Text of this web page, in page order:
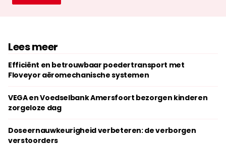
Lees meer
Efficiënt en betrouwbaar poedertransport met
Floveyor aëromechanische systemen
VEGA en Voedselbank Amersfoort bezorgen kinderen
zorgeloze dag
Doseernauwkeurigheid verbeteren: de verborgen
verstoorders